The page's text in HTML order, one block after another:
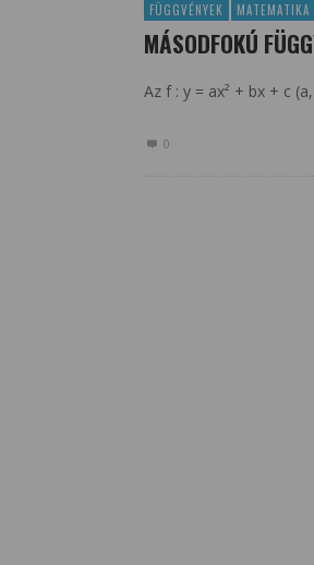
FÜGGVÉNYEK MATEMATIKA
MÁSODFOKÚ
Az f : y = ax² + bx + c
0